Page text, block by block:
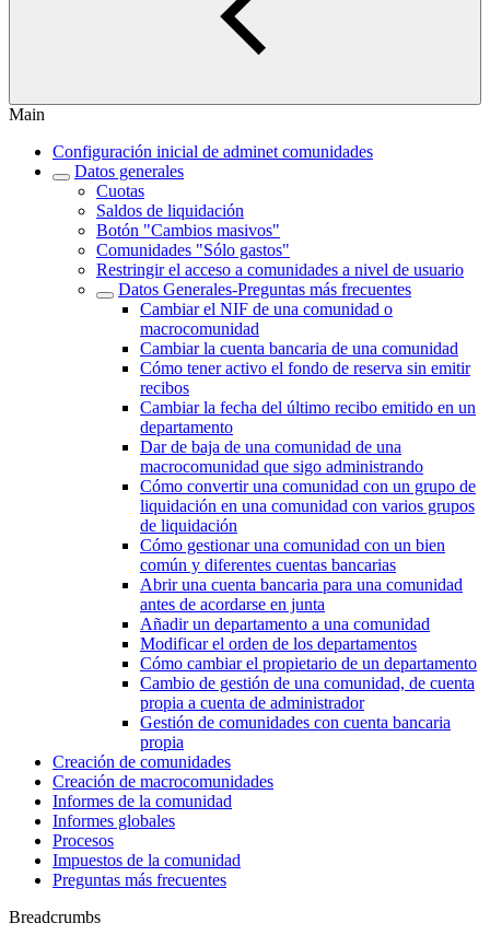
Main
Configuración inicial de adminet comunidades
Datos generales
Cuotas
Saldos de liquidación
Botón "Cambios masivos"
Comunidades "Sólo gastos"
Restringir el acceso a comunidades a nivel de usuario
Datos Generales-Preguntas más frecuentes
Cambiar el NIF de una comunidad o
macrocomunidad
Cambiar la cuenta bancaria de una comunidad
Cómo tener activo el fondo de reserva sin emitir
recibos
Cambiar la fecha del último recibo emitido en un
departamento
Dar de baja de una comunidad de una
macrocomunidad que sigo administrando
Cómo convertir una comunidad con un grupo de
liquidación en una comunidad con varios grupos
de liquidación
Cómo gestionar una comunidad con un bien
común y diferentes cuentas bancarias
Abrir una cuenta bancaria para una comunidad
antes de acordarse en junta
Añadir un departamento a una comunidad
Modificar el orden de los departamentos
Cómo cambiar el propietario de un departamento
Cambio de gestión de una comunidad, de cuenta
propia a cuenta de administrador
Gestión de comunidades con cuenta bancaria
propia
Creación de comunidades
Creación de macrocomunidades
Informes de la comunidad
Informes globales
Procesos
Impuestos de la comunidad
Preguntas más frecuentes
Breadcrumbs